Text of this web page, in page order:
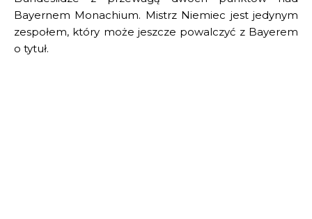
Bayernem Monachium. Mistrz Niemiec jest jedynym
zespołem, który może jeszcze powalczyć z Bayerem
o tytuł.